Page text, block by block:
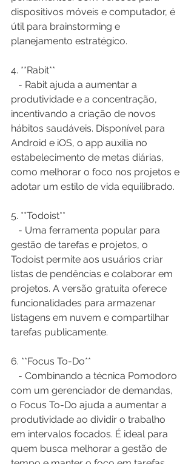
dispositivos móveis e computador, é
útil para brainstorming e
planejamento estratégico.
4. **Rabit**
produtividade e a concentração,
incentivando a criação de novos
hábitos saudáveis. Disponível para
Android e iOS, o app auxilia no
estabelecimento de metas diárias,
como melhorar o foco nos projetos e
adotar um estilo de vida equilibrado.
5. **Todoist**
gestão de tarefas e projetos, o
Todoist permite aos usuários criar
listas de pendências e colaborar em
projetos. A versão gratuita oferece
funcionalidades para armazenar
listagens em nuvem e compartilhar
tarefas publicamente.
6. **Focus To-Do**
com um gerenciador de demandas,
o Focus To-Do ajuda a aumentar a
produtividade ao dividir o trabalho
em intervalos focados. É ideal para
quem busca melhorar a gestão de